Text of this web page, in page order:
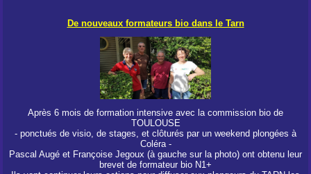
De nouveaux formateurs bio dans le Tarn
Après 6 mois de formation intensive avec la commission bio de
TOULOUSE
- ponctués de visio, de stages, et clôturés par un weekend plongées à
Coléra -
Pascal Augé et Françoise Jegoux (à gauche sur la photo) ont obtenu leur
brevet de formateur bio N1+